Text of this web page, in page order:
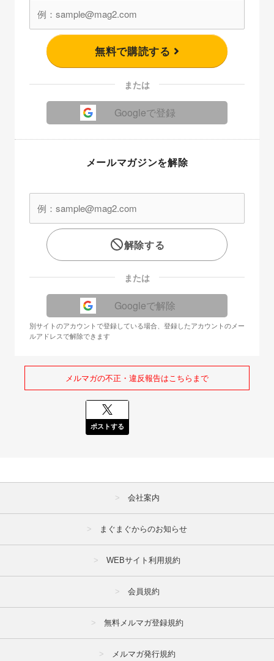
無料で購読する
または
Googleで登録
メールマガジンを解除
解除する
または
Googleで解除
別サイトのアカウントで登録している場合、登録したアカウントのメー
ルアドレスで解除できます
メルマガの不正・違反報告はこちらまで
ポストする
会社案内
まぐまぐからのお知らせ
WEBサイト利用規約
会員規約
無料メルマガ登録規約
メルマガ発行規約